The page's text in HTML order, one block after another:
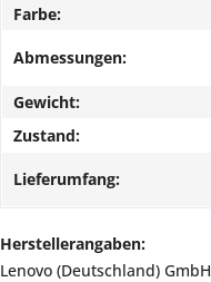
Farbe:
Abmessungen:
Gewicht:
Zustand:
Lieferumfang:
Herstellerangaben:
Lenovo (Deutschland) GmbH